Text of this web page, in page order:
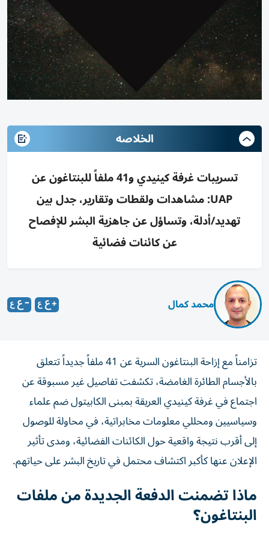
الخلاصه
تسريبات غرفة كينيدي و41 ملفاً للبنتاغون عن
UAP: مشاهدات ولقطات وتقارير، جدل بين
تهديد/أدلة، وتساؤل عن جاهزية البشر للإفصاح
عن كائنات فضائية
محمد كمال
تزامناً مع إزاحة البنتاغون السرية عن 41 ملفاً جديداً تتعلق
بالأجسام الطائرة الغامضة، تكشفت تفاصيل غير مسبوقة عن
اجتماع في غرفة كينيدي العريقة بمبنى الكابيتول ضم علماء
وسياسيين ومحللي معلومات مخابراتية، في محاولة للوصول
إلى أقرب نتيجة واقعية حول الكائنات الفضائية، ومدى تأثير
الإعلان عنها كأكبر اكتشاف محتمل في تاريخ البشر على حياتهم.
ماذا تضمنت الدفعة الجديدة من ملفات
البنتاغون؟